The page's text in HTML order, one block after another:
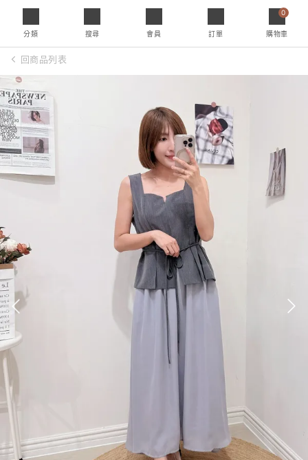
分類 搜尋 會員 訂單
0
購物車
回商品列表